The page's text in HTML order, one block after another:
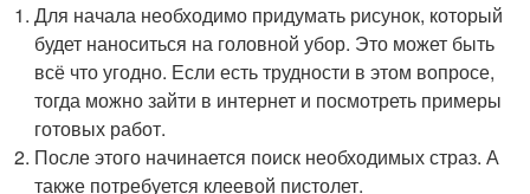
Для начала необходимо придумать рисунок, который
будет наноситься на головной убор. Это может быть
всё что угодно. Если есть трудности в этом вопросе,
тогда можно зайти в интернет и посмотреть примеры
готовых работ.
После этого начинается поиск необходимых страз. А
также потребуется клеевой пистолет.